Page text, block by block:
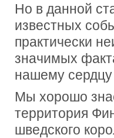
Но в данной
известных
практически
значимых
нашему
Мы хорошо
территория
шведского